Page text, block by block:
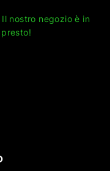
nostro negozio è in